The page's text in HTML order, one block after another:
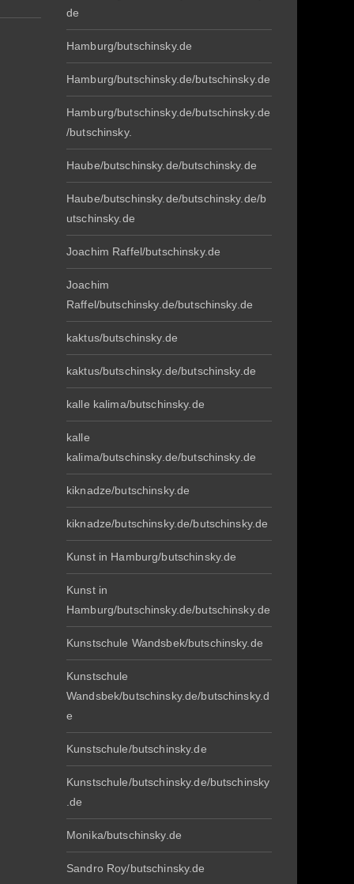
de
Hamburg/butschinsky.de
Hamburg/butschinsky.de/butschinsky.de
Hamburg/butschinsky.de/butschinsky.de
/butschinsky.
Haube/butschinsky.de/butschinsky.de
Haube/butschinsky.de/butschinsky.de/b
utschinsky.de
Joachim Raffel/butschinsky.de
Joachim
Raffel/butschinsky.de/butschinsky.de
kaktus/butschinsky.de
kaktus/butschinsky.de/butschinsky.de
kalle kalima/butschinsky.de
kalle
kalima/butschinsky.de/butschinsky.de
kiknadze/butschinsky.de
kiknadze/butschinsky.de/butschinsky.de
Kunst in Hamburg/butschinsky.de
Kunst in
Hamburg/butschinsky.de/butschinsky.de
Kunstschule Wandsbek/butschinsky.de
Kunstschule
Wandsbek/butschinsky.de/butschinsky.d
e
Kunstschule/butschinsky.de
Kunstschule/butschinsky.de/butschinsky
.de
Monika/butschinsky.de
Sandro Roy/butschinsky.de